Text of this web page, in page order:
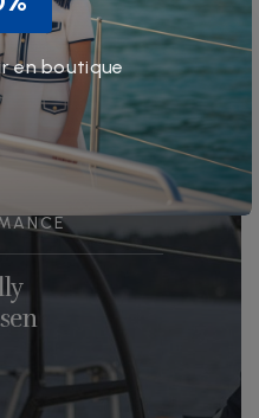
en boutique